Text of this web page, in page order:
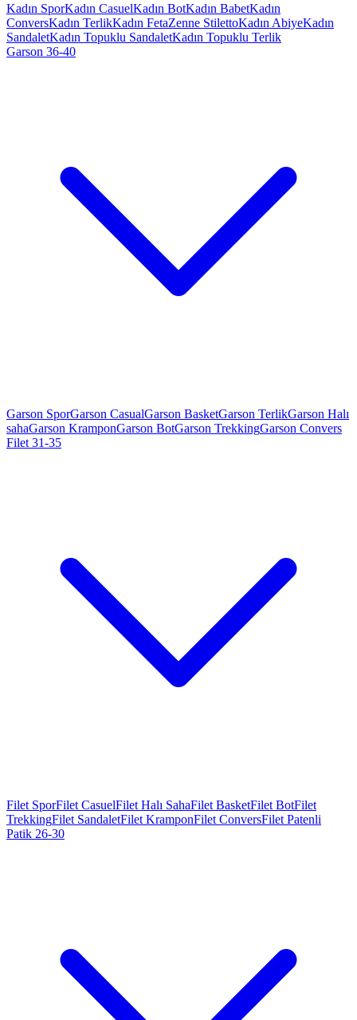
Kadın SporKadın CasuelKadın BotKadın BabetKadın
ConversKadın TerlikKadın FetaZenne StilettoKadın AbiyeKadın
SandaletKadın Topuklu SandaletKadın Topuklu Terlik
Garson 36-40
Garson SporGarson CasualGarson BasketGarson TerlikGarson Halı
sahaGarson KramponGarson BotGarson TrekkingGarson Convers
Filet 31-35
Filet SporFilet CasuelFilet Halı SahaFilet BasketFilet BotFilet
TrekkingFilet SandaletFilet KramponFilet ConversFilet Patenli
Patik 26-30